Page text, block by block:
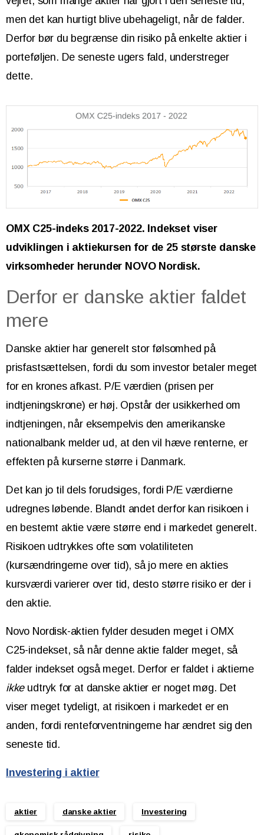
men det kan hurtigt blive ubehageligt, når de falder.
Derfor bør du begrænse din risiko på enkelte aktier i
porteføljen. De seneste ugers fald, understreger
dette.
OMX C25-indeks 2017-2022. Indekset viser
udviklingen i aktiekursen for de 25 største danske
virksomheder herunder NOVO Nordisk.
Derfor er danske aktier faldet
mere
Danske aktier har generelt stor følsomhed på
prisfastsættelsen, fordi du som investor betaler meget
for en krones afkast. P/E værdien (prisen per
indtjeningskrone) er høj. Opstår der usikkerhed om
indtjeningen, når eksempelvis den amerikanske
nationalbank melder ud, at den vil hæve renterne, er
effekten på kurserne større i Danmark.
Det kan jo til dels forudsiges, fordi P/E værdierne
udregnes løbende. Blandt andet derfor kan risikoen i
en bestemt aktie være større end i markedet generelt.
Risikoen udtrykkes ofte som volatiliteten
(kursændringerne over tid), så jo mere en akties
kursværdi varierer over tid, desto større risiko er der i
den aktie.
Novo Nordisk-aktien fylder desuden meget i OMX
C25-indekset, så når denne aktie falder meget, så
falder indekset også meget. Derfor er faldet i aktierne
ikkeudtryk for at danske aktier er noget møg. Det
viser meget tydeligt, at risikoen i markedet er en
anden, fordi renteforventningerne har ændret sig den
seneste tid.
Investering i aktier
aktier danske aktier Investering